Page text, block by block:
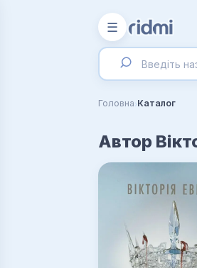
☰
Головна›Каталог
Автор